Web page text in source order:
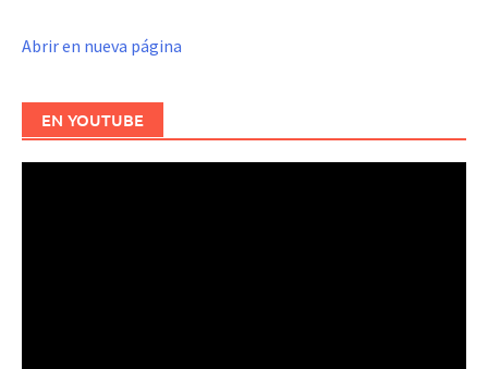
Abrir en nueva página
EN YOUTUBE